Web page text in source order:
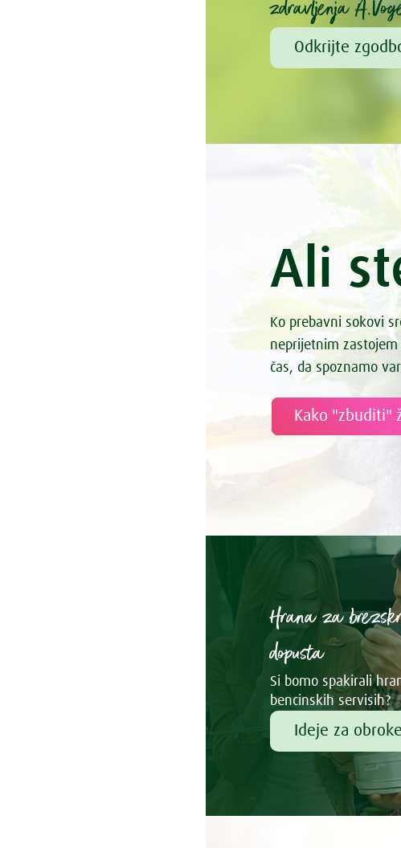
zdravljenja
Odkrijte
Ali
Ko prebavni sokovi
neprijetnim
čas, da spoznamo
Kako "zbuditi"
Hrana za
dopusta
Si bomo spakirali
bencinskih servisih?
Ideje za